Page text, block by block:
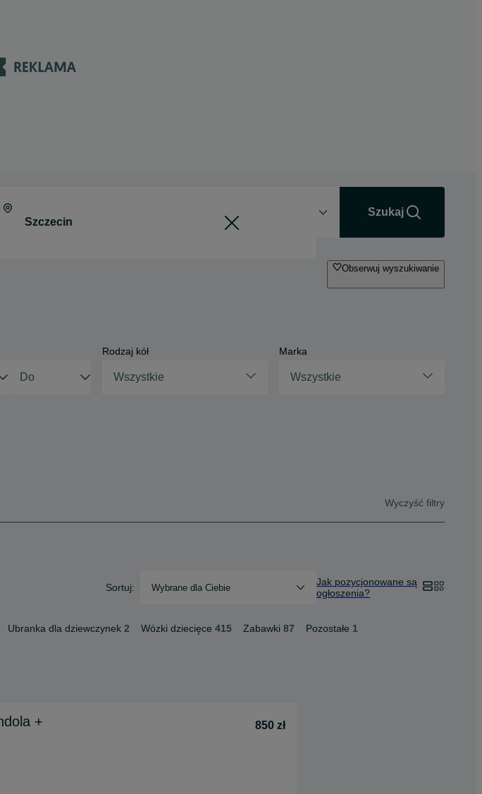
Szukaj
Obserwuj wyszukiwanie
Rodzaj kół
Wszystkie
Marka
Wszystkie
Wyczyść filtry
Sortuj: Wybrane dla Ciebie
Jak pozycjonowane są
ogłoszenia?
Ubranka dla dziewczynek 2 Wózki dziecięce 415 Zabawki 87 Pozostałe 1
+
850 zł